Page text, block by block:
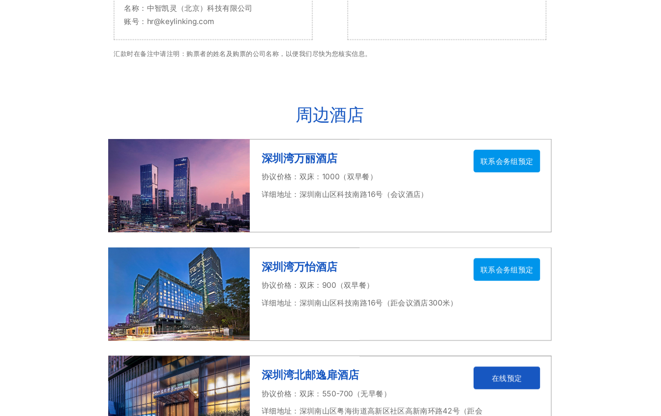
名称：中智凯灵（北京）科技有限公司
账号：hr@keylinking.com
汇款时在备注中请注明：购票者的姓名及购票的公司名称，以便我们尽快为您核实信息。
周边酒店
深圳湾万丽酒店
协议价格：双床：1000（双早餐）
详细地址：深圳南山区科技南路16号（会议酒店）
联系会务组预定
深圳湾北邮逸扉酒店
协议价格：双床：550-700（无早餐）
详细地址：深圳南山区粤海街道高新区社区高新南环路42号（距会
在线预定
深圳湾万怡酒店
协议价格：双床：900（双早餐）
详细地址：深圳南山区科技南路16号（距会议酒店300米）
联系会务组预定